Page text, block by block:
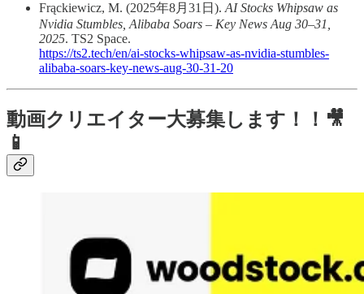
Frąckiewicz, M. (2025年8月31日). AI Stocks Whipsaw as
Nvidia Stumbles, Alibaba Soars – Key News Aug 30–31,
2025. TS2 Space.
https://ts2.tech/en/ai-stocks-whipsaw-as-nvidia-stumbles-
alibaba-soars-key-news-aug-30-31-20
動画クリエイター大募集します！！🎥
📱